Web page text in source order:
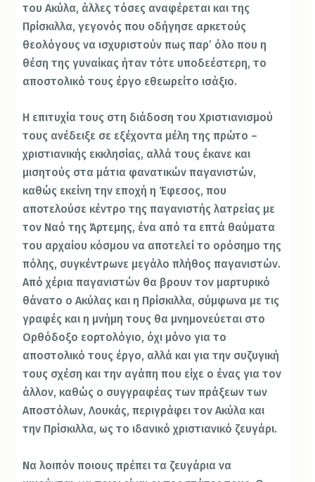
του Ακύλα, άλλες τόσες αναφέρεται και της
Πρίσκιλλα, γεγονός που οδήγησε αρκετούς
θεολόγους να ισχυριστούν πως παρ’ όλο που η
θέση της γυναίκας ήταν τότε υποδεέστερη, το
αποστολικό τους έργο εθεωρείτο ισάξιο.
Η επιτυχία τους στη διάδοση του Χριστιανισμού
τους ανέδειξε σε εξέχοντα μέλη της πρώτο –
χριστιανικής εκκλησίας, αλλά τους έκανε και
μισητούς στα μάτια φανατικών παγανιστών,
καθώς εκείνη την εποχή η Έφεσος, που
αποτελούσε κέντρο της παγανιστής λατρείας με
τον Ναό της Άρτεμης, ένα από τα επτά θαύματα
του αρχαίου κόσμου να αποτελεί το ορόσημο της
πόλης, συγκέντρωνε μεγάλο πλήθος παγανιστών.
Από χέρια παγανιστών θα βρουν τον μαρτυρικό
θάνατο ο Ακύλας και η Πρίσκιλλα, σύμφωνα με τις
γραφές και η μνήμη τους θα μνημονεύεται στο
Ορθόδοξο εορτολόγιο, όχι μόνο για το
αποστολικό τους έργο, αλλά και για την συζυγική
τους σχέση και την αγάπη που είχε ο ένας για τον
άλλον, καθώς ο συγγραφέας των πράξεων των
Αποστόλων, Λουκάς, περιγράφει τον Ακύλα και
την Πρίσκιλλα, ως το ιδανικό χριστιανικό ζευγάρι.
Να λοιπόν ποιους πρέπει τα ζευγάρια να